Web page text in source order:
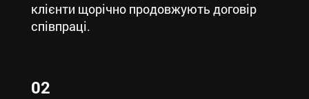
клієнти щорічно продовжують договір
співпраці.
02